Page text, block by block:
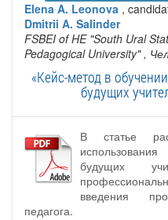
Elena A. Leonova ,
Dmitrii A. Salinder
FSBEI of HE "South Ural
Pedagogical University" ,
«Кейс-метод в
будущих
В статье
будущих
введения
педагога.